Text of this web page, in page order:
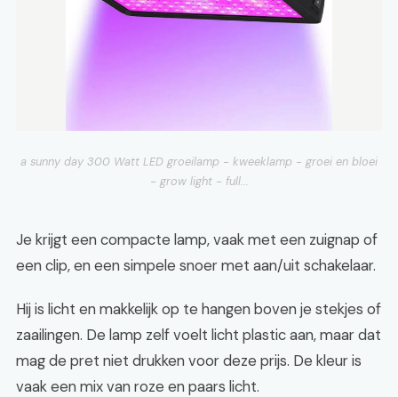
a sunny day 300 Watt LED groeilamp - kweeklamp - groei en bloei
- grow light - full...
Je krijgt een compacte lamp, vaak met een zuignap of
een clip, en een simpele snoer met aan/uit schakelaar.
Hij is licht en makkelijk op te hangen boven je stekjes of
zaailingen. De lamp zelf voelt licht plastic aan, maar dat
mag de pret niet drukken voor deze prijs. De kleur is
vaak een mix van roze en paars licht.